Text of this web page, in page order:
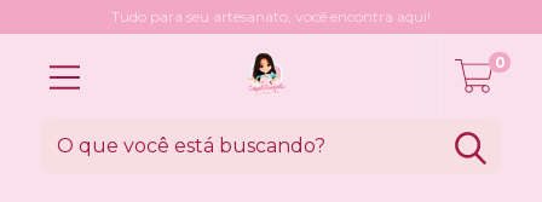
Tudo para seu artesanato, você encontra aqui!
0